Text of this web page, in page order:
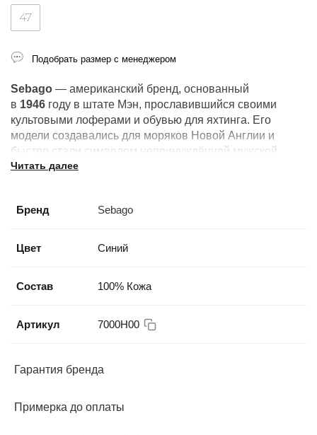
Sebago — американский бренд, основанный
в 1946 году в штате Мэн, прославившийся своими
культовыми лоферами и обувью для яхтинга. Его
модели создавались для моряков Новой Англии и
быстро стали символом непринуждённой мужской
элегантности.
Читать далее
Бренд Sebago
Цвет Синий
Состав 100% Кожа
Артикул 7000H00
Гарантия бренда
Примерка до оплаты
47
Подобрать размер с менеджером